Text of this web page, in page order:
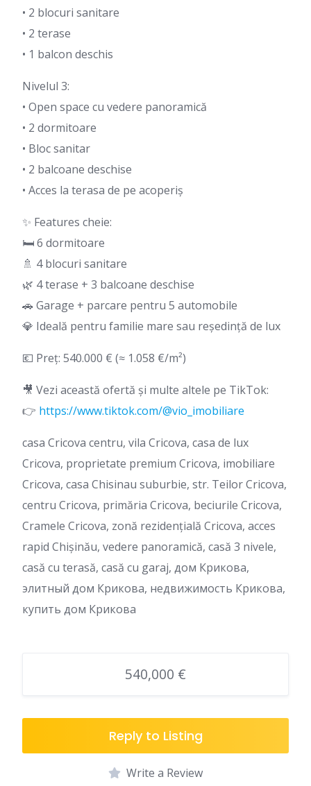
• 2 blocuri sanitare
• 2 terase
• 1 balcon deschis
Nivelul 3:
• Open space cu vedere panoramică
• 2 dormitoare
• Bloc sanitar
• 2 balcoane deschise
• Acces la terasa de pe acoperiș
✨ Features cheie:
🛏 6 dormitoare
🚿 4 blocuri sanitare
🌿 4 terase + 3 balcoane deschise
🚗 Garage + parcare pentru 5 automobile
💎 Ideală pentru familie mare sau reședință de lux
💶 Preț: 540.000 € (≈ 1.058 €/m²)
🎥 Vezi această ofertă și multe altele pe TikTok:
👉 https://www.tiktok.com/@vio_imobiliare
casa Cricova centru, vila Cricova, casa de lux
Cricova, proprietate premium Cricova, imobiliare
Cricova, casa Chisinau suburbie, str. Teilor Cricova,
centru Cricova, primăria Cricova, beciurile Cricova,
Cramele Cricova, zonă rezidențială Cricova, acces
rapid Chișinău, vedere panoramică, casă 3 nivele,
casă cu terasă, casă cu garaj, дом Крикова,
элитный дом Крикова, недвижимость Крикова,
купить дом Крикова
540,000 €
Reply to Listing
Write a Review